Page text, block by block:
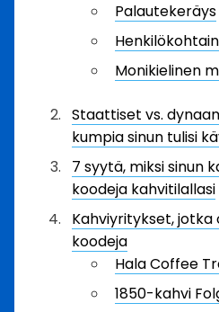
Palautekeräys
Monikielinen
Staattiset vs.
kumpia sinun tulisi
7 syytä, miksi sinun
koodeja kahvitilallasi
Kahviyritykset,
koodeja
Hala Coffee
1850-kahvi